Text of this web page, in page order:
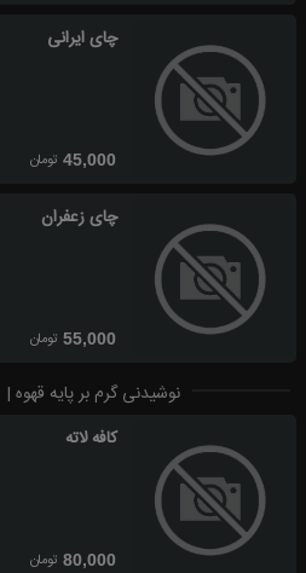
چای ایرانی
45,000 تومان
چای زعفران
55,000 تومان
نوشیدنی گرم بر پایه قهوه | hot coffee
کافه لاته
80,000 تومان